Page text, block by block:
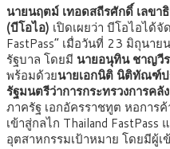
นายนฤตม์ เทอดสถีรศักดิ์ เลขา
(บีโอไอ) เปิดเผยว่า บีโอไอได้จั
FastPass” เมื่อวันที่ 23 มิถุน
รัฐบาล โดยมี นายอนุทิน ชาญวี
พร้อมด้วยนายเอกนิติ นิติทัณฑ์ป
รัฐมนตรีว่าการกระทรวงการคลัง
ภาครัฐ เอกอัครราชทูต หอการ
เข้าสู่กลไก Thailand
อุตสาหกรรมเป้าหมาย โดยมีผู้